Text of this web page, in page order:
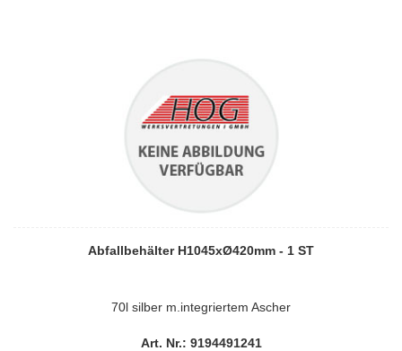
Abfallbehälter H1045xØ420mm - 1 ST
70l silber m.integriertem Ascher
Art. Nr.: 9194491241